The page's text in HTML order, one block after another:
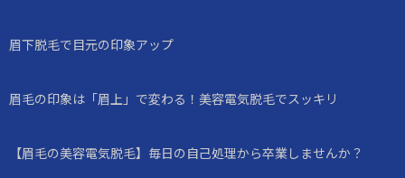
眉下脱毛で目元の印象アップ
眉毛の印象は「眉上」で変わる！美容電気脱毛でスッキリ
【眉毛の美容電気脱毛】毎日の自己処理から卒業しませんか？